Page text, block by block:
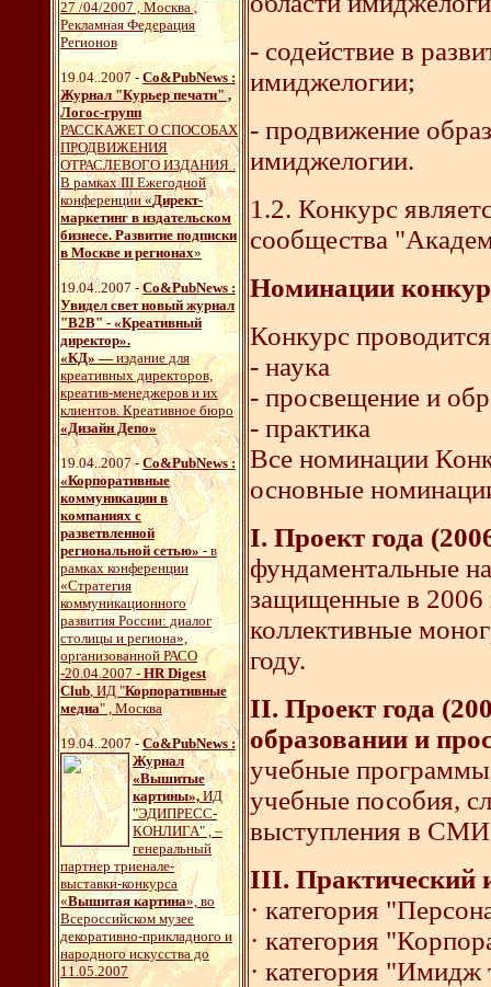
27 /04/2007 , Москва ,
Рекламная Федерация
Регионов
19.04..2007 -Со&PubNews :
Журнал "Курьер печати" ,
Логос-групп
РАССКАЖЕТ О СПОСОБАХ
ПРОДВИЖЕНИЯ
ОТРАСЛЕВОГО ИЗДАНИЯ .
В рамках III Ежегодной
конференции «Директ-
маркетинг в издательском
бизнесе. Развитие подписки
в Москве и регионах»
19.04..2007 -Со&PubNews :
Увидел свет новый журнал
"B2B" - «Креативный
директор».
«КД» —издание для
креативных директоров,
креатив-менеджеров и их
клиентов. Креативное бюро
«Дизайн Депо»
19.04..2007 -Со&PubNews :
«Корпоративные
коммуникации в
компаниях с
разветвленной
региональной сетью» - в
рамках конференции
«Стратегия
коммуникационного
развития России: диалог
столицы и региона»,
организованной РАСО
-20.04.2007 -HR Digest
Club, ИД "Корпоративные
медиа" , Москва
19.04..2007 -Со&PubNews :
Журнал
«Вышитые
картины», ИД
"ЭДИПРЕСС-
КОНЛИГА" , –
генеральный
партнер триенале-
выставки-конкурса
«Вышитая картина», во
Всероссийском музее
декоративно-прикладного и
народного искусства до
11.05.2007
- содействие в
имиджелогии;
- продвижение
имиджелогии.
1.2. Конкурс
сообщества
Номинации
Конкурс
- наука
- просвещение и
- практика
Все номинации
основные
I. Проект года
фундаментальные
защищенные в 2006
коллективные
году.
II. Проект года
образовании и
учебные
учебные пособия,
выступления в
III. Практический
· категория
· категория
· категория "Имидж